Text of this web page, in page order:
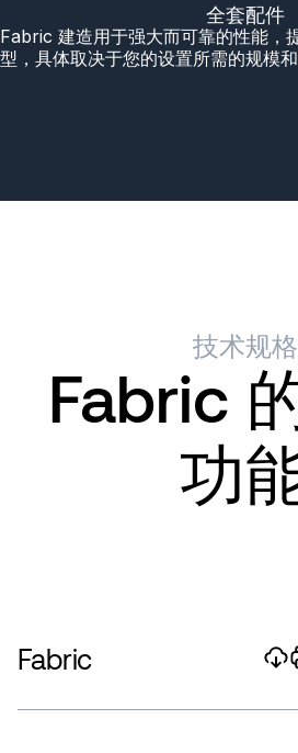
全套配件
Fabric 建造用于强大而可靠的性能，
型，具体取决于您的设置所需的规模和
技术规格
Fabric
功
Fabric